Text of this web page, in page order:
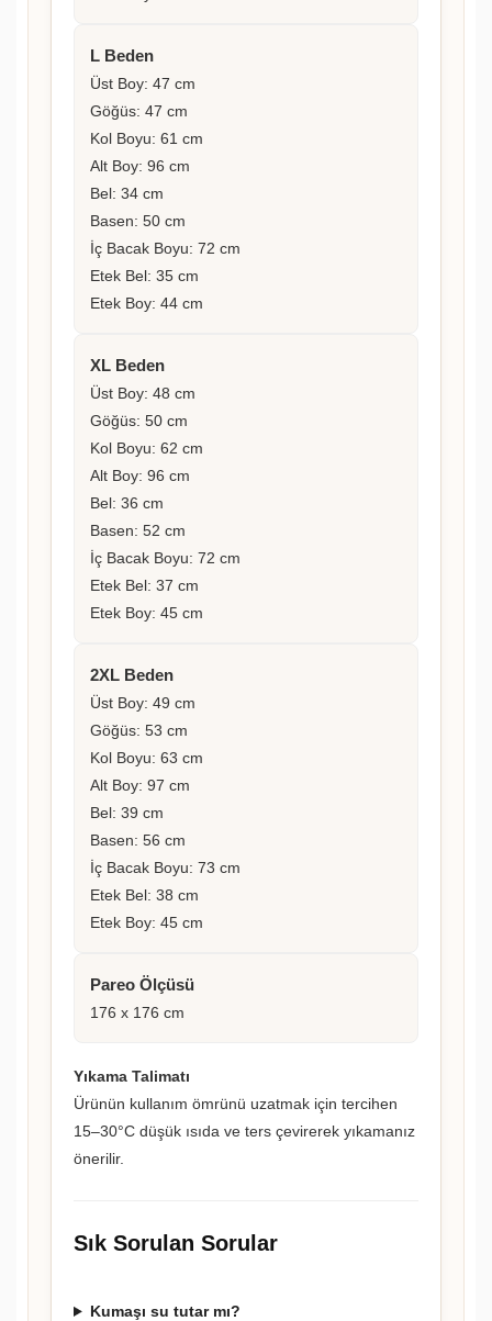
L Beden
Üst Boy: 47 cm
Göğüs: 47 cm
Kol Boyu: 61 cm
Alt Boy: 96 cm
Bel: 34 cm
Basen: 50 cm
İç Bacak Boyu: 72 cm
Etek Bel: 35 cm
Etek Boy: 44 cm
XL Beden
Üst Boy: 48 cm
Göğüs: 50 cm
Kol Boyu: 62 cm
Alt Boy: 96 cm
Bel: 36 cm
Basen: 52 cm
İç Bacak Boyu: 72 cm
Etek Bel: 37 cm
Etek Boy: 45 cm
2XL Beden
Üst Boy: 49 cm
Göğüs: 53 cm
Kol Boyu: 63 cm
Alt Boy: 97 cm
Bel: 39 cm
Basen: 56 cm
İç Bacak Boyu: 73 cm
Etek Bel: 38 cm
Etek Boy: 45 cm
Pareo Ölçüsü
176 x 176 cm
Yıkama Talimatı
Ürünün kullanım ömrünü uzatmak için tercihen
15–30°C düşük ısıda ve ters çevirerek yıkamanız
önerilir.
Sık Sorulan Sorular
Kumaşı su tutar mı?